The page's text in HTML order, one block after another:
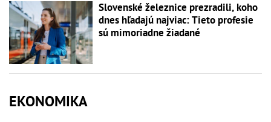
Slovenské železnice prezradili, koho
dnes hľadajú najviac: Tieto profesie
sú mimoriadne žiadané
EKONOMIKA